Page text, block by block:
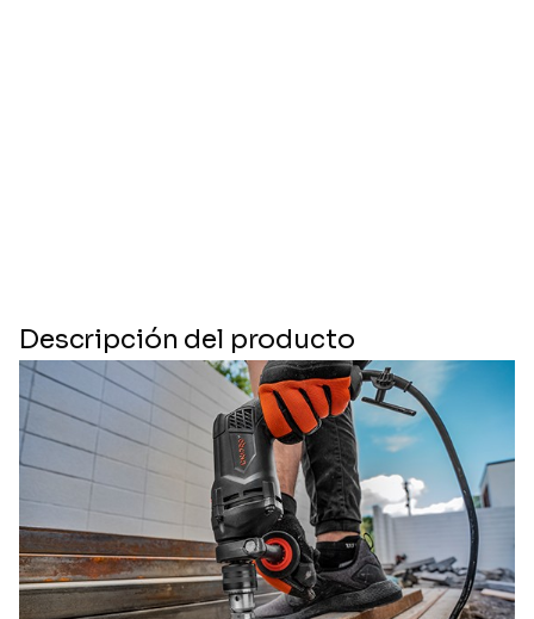
Descripción del producto